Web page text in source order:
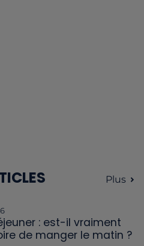
Plus
: est-il vraiment
de manger le matin ?